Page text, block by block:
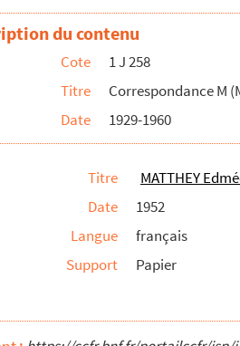
ville de Paris)
à Romainville, Seine)
aux-Roses)
du contenu
Cote
1 J 258
Titre
Correspondance M
Date
1929-1960
Titre MATTHEY
Date
1952
Langue
français
Support
Papier